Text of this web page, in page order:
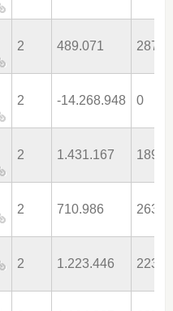
2 489.071
2 -14.268.948 0
2 1.431.167
2 710.986
2 1.223.446